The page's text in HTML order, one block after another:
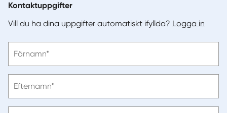
Kontaktuppgifter
Vill du ha dina uppgifter automatiskt ifyllda? Logga in
ange
Förnamn*
ange
Efternamn*